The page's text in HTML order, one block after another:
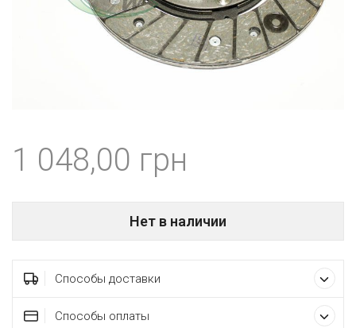
1 048,00
Нет в наличии
Способы доставки
Способы оплаты